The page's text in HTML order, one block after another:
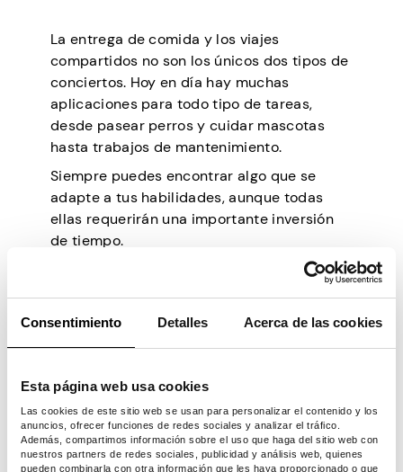
Consentimiento Detalles Acerca de las cookies
Esta página web usa cookies
Las cookies de este sitio web se usan para personalizar el contenido y los
anuncios, ofrecer funciones de redes sociales y analizar el tráfico.
Además, compartimos información sobre el uso que haga del sitio web con
nuestros partners de redes sociales, publicidad y análisis web, quienes
pueden combinarla con otra información que les haya proporcionado o que
La entrega de comida y los viajes
compartidos no son los únicos dos tipos de
conciertos. Hoy en día hay muchas
aplicaciones para todo tipo de tareas,
desde pasear perros y cuidar mascotas
hasta trabajos de mantenimiento.
Siempre puedes encontrar algo que se
adapte a tus habilidades, aunque todas
ellas requerirán una importante inversión
de tiempo.
3. Invierte para
aumentar tus
ingresos
Dependiendo de tu situación financiera,
puedes utilizar la inversión para obtener